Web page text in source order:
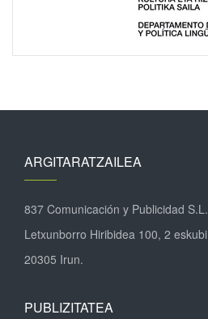
ARGITARATZAILEA
837 Comunicación y Publicidad S.L.
Letxunborro Hiribidea 100, 2 eskubi
20305 Irun.
PUBLIZITATEA